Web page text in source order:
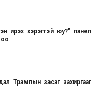
ирэх хэрэгтэй юу?" панел
Трампын засаг захиргааг